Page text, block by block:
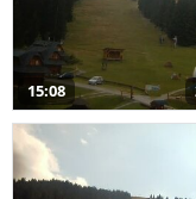
15:08